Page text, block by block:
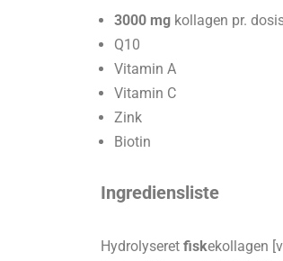
3000 mg kollagen pr.
Q10
Vitamin A
Vitamin C
Zink
Biotin
Ingrediensliste
Hydrolyseret fiskekollagen